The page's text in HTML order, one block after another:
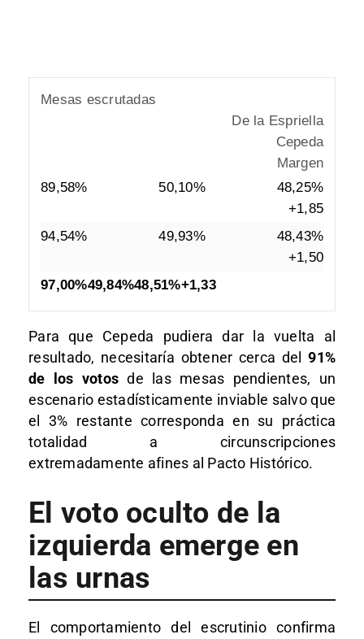
Mesas escrutadas
De la Espriella
Cepeda
Margen
89,58%
50,10%
48,25%
+1,85
94,54%
49,93%
48,43%
+1,50
97,00%49,84%48,51%+1,33
Para que Cepeda pudiera dar la vuelta al
resultado, necesitaría obtener cerca del91%
de los votos de las mesas pendientes, un
escenario estadísticamente inviable salvo que
el 3% restante corresponda en su práctica
totalidad a circunscripciones
extremadamente afines al Pacto Histórico.
El voto oculto de la
izquierda emerge en
las urnas
El comportamiento del escrutinio confirma